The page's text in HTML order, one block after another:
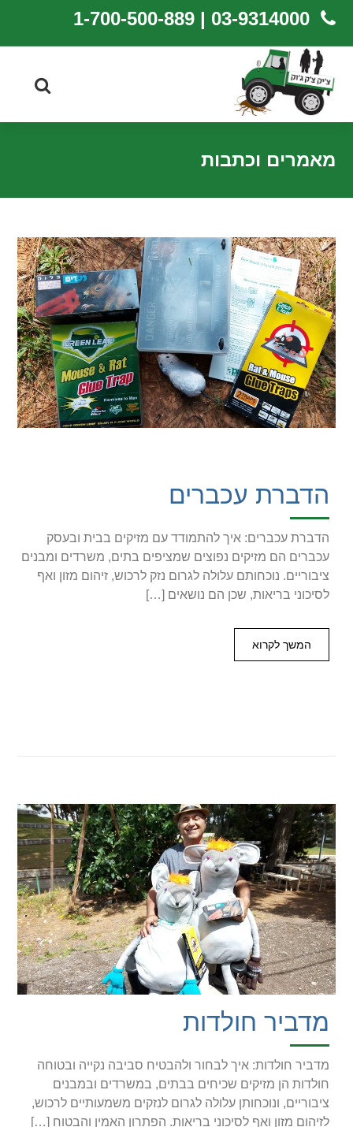
03-9314000 | 1-700-500-889
מאמרים וכתבות
הדברת עכברים
הדברת עכברים: איך להתמודד עם מזיקים בבית ובעסק
עכברים הם מזיקים נפוצים שמציפים בתים, משרדים ומבנים
ציבוריים. נוכחותם עלולה לגרום נזק לרכוש, זיהום מזון ואף
לסיכוני בריאות, שכן הם נושאים […]
המשך לקרוא
מדביר חולדות
מדביר חולדות: איך לבחור ולהבטיח סביבה נקייה ובטוחה
חולדות הן מזיקים שכיחים בבתים, במשרדים ובמבנים
ציבוריים, ונוכחותן עלולה לגרום לנזקים משמעותיים לרכוש,
לזיהום מזון ואף לסיכוני בריאות. הפתרון האמין והבטוח […]